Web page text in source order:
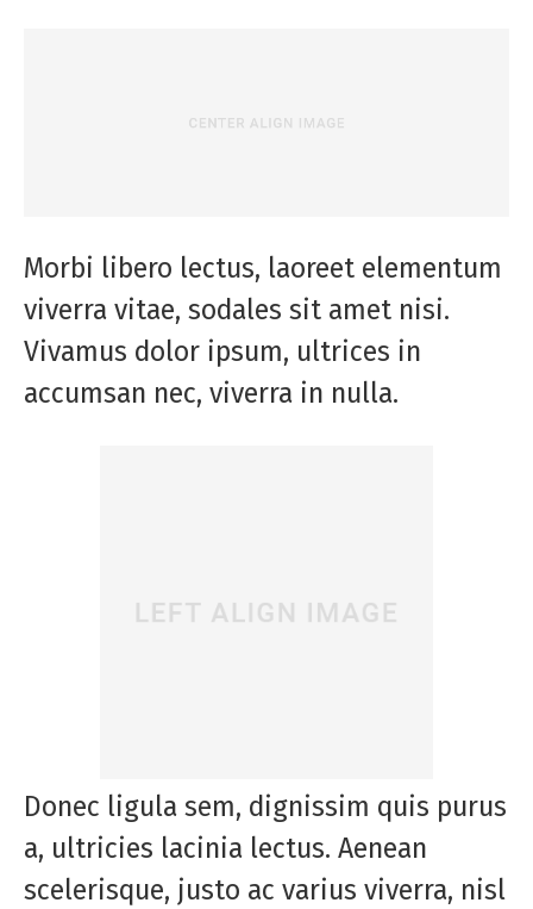
Morbi libero lectus, laoreet elementum
viverra vitae, sodales sit amet nisi.
Vivamus dolor ipsum, ultrices in
accumsan nec, viverra in nulla.
Donec ligula sem, dignissim quis purus
a, ultricies lacinia lectus. Aenean
scelerisque, justo ac varius viverra, nisl